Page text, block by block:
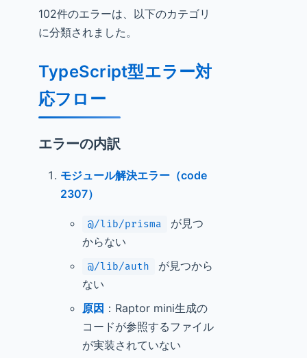
102件のエラーは、以下のカテゴリ
に分類されました。
TypeScript型エラー対
応フロー
エラーの内訳
モジュール解決エラー（code
2307）
@/lib/prisma
が見つ
からない
@/lib/auth
が見つから
ない
原因 ：Raptor mini生成の
コードが参照するファイル
が実装されていない